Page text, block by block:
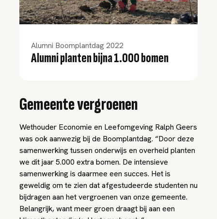
Alumni Boomplantdag 2022
Alumni planten bijna 1.000 bomen
Gemeente vergroenen
Wethouder Economie en Leefomgeving Ralph Geers
was ook aanwezig bij de Boomplantdag. “Door deze
samenwerking tussen onderwijs en overheid planten
we dit jaar 5.000 extra bomen. De intensieve
samenwerking is daarmee een succes. Het is
geweldig om te zien dat afgestudeerde studenten nu
bijdragen aan het vergroenen van onze gemeente.
Belangrijk, want meer groen draagt bij aan een